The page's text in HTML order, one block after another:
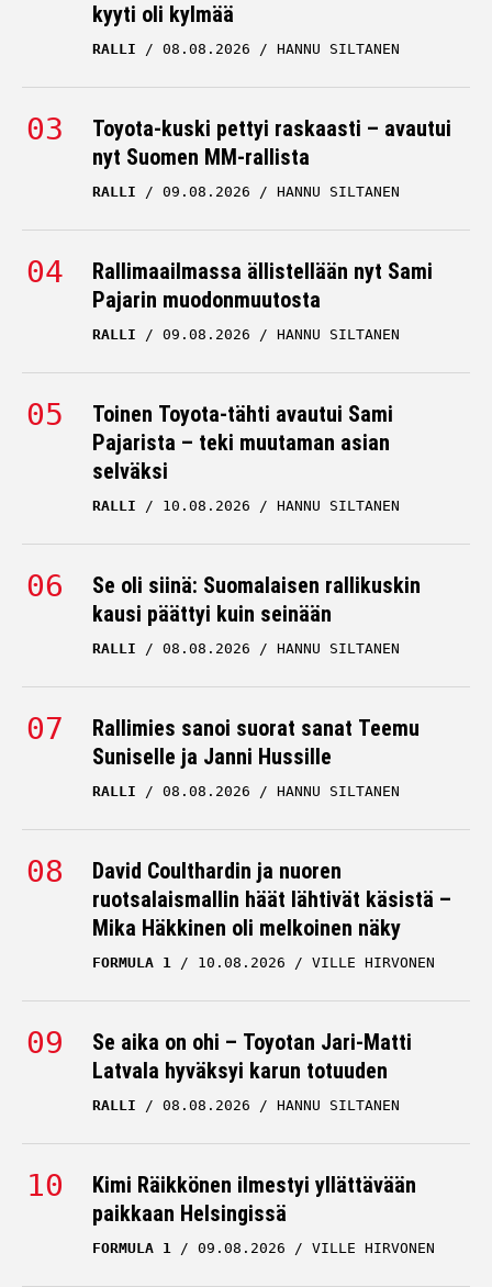
HANNU SILTANEN
Aston Martin isoissa
ongelmissa F1-testeissä
ASTON MARTIN
20.02.2026
HANNU SILTANEN
Asiantuntijalta tuli
tuomio: Tässä on F1:n
hitain auto
ASTON MARTIN
HANNU SILTANEN
kyyti oli kylmää
RALLI 08.08.2026 HANNU SILTANEN
Toyota-kuski pettyi raskaasti – avautui
nyt Suomen MM-rallista
RALLI 09.08.2026 HANNU SILTANEN
Rallimaailmassa ällistellään nyt Sami
Pajarin muodonmuutosta
RALLI 09.08.2026 HANNU SILTANEN
Toinen Toyota-tähti avautui Sami
Pajarista – teki muutaman asian
selväksi
RALLI 10.08.2026 HANNU SILTANEN
Se oli siinä: Suomalaisen rallikuskin
kausi päättyi kuin seinään
RALLI 08.08.2026 HANNU SILTANEN
Rallimies sanoi suorat sanat Teemu
Suniselle ja Janni Hussille
RALLI 08.08.2026 HANNU SILTANEN
David Coulthardin ja nuoren
ruotsalaismallin häät lähtivät käsistä –
Mika Häkkinen oli melkoinen näky
FORMULA 1 10.08.2026 VILLE HIRVONEN
Se aika on ohi – Toyotan Jari-Matti
Latvala hyväksyi karun totuuden
RALLI 08.08.2026 HANNU SILTANEN
Kimi Räikkönen ilmestyi yllättävään
paikkaan Helsingissä
FORMULA 1 09.08.2026 VILLE HIRVONEN